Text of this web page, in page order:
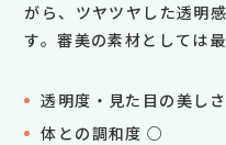
がら、ツヤツヤした透明
す。審美の素材としては
透明度・見た目の美し
体との調和度 ○